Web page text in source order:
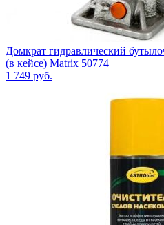
Домкрат гидравлический
(в кейсе) Matrix 50774
1 749 руб.